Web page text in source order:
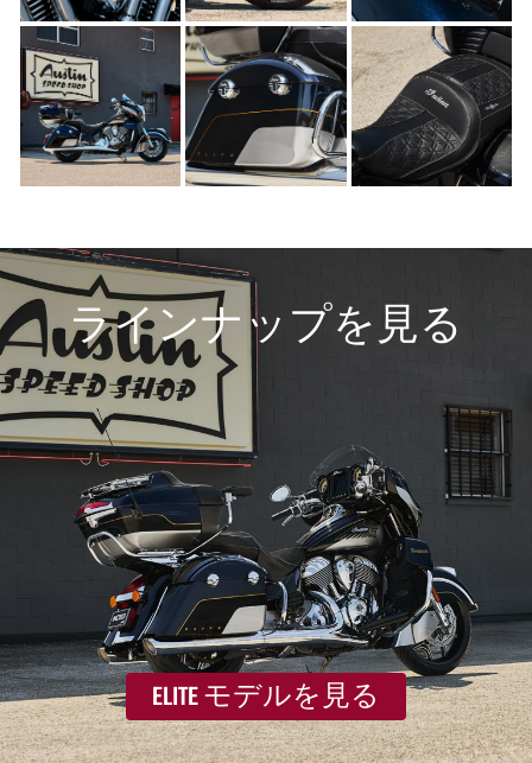
ラインナップを見る
ELITE モデルを見る